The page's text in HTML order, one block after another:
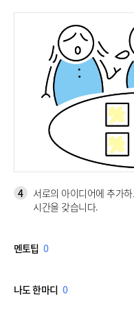
4
서로의 아이디어에 추가
시간을 갖습니다.
멘토팁 0
나도 한마디 0